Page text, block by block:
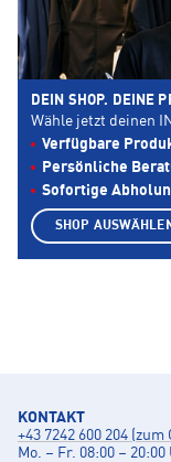
DEIN SHOP. DEINE
Wähle jetzt deinen
Verfügbare
Persönliche
Sofortige
KONTAKT
+43 7242 600 204
Mo. – Fr. 08:00 – 20:00